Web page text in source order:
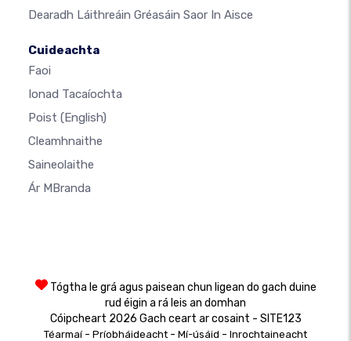
Dearadh Láithreáin Gréasáin Saor In Aisce
Cuideachta
Faoi
Ionad Tacaíochta
Poist (English)
Cleamhnaithe
Saineolaithe
Ár MBranda
Tógtha le grá agus paisean chun ligean do gach duine
rud éigin a rá leis an domhan
Cóipcheart 2026 Gach ceart ar cosaint - SITE123
Téarmaí- Príobháideacht - Mí-úsáid - Inrochtaineacht